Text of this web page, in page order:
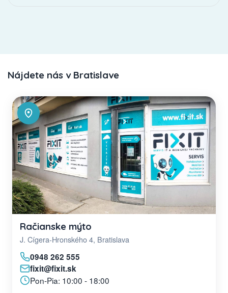
Nájdete nás v Bratislave
Račianske mýto
J. Cígera-Hronského 4, Bratislava
0948 262 555
fixit@fixit.sk
Pon-Pia: 10:00 - 18:00